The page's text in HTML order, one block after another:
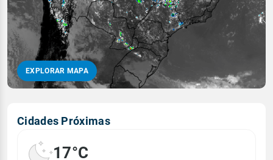
EXPLORAR MAPA
Cidades Próximas
17°C